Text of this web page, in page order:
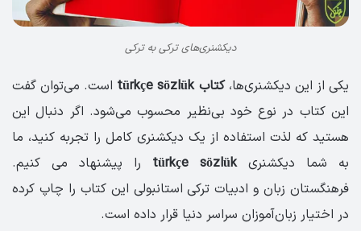
دیکشنری‌های ترکی به ترکی
یکی از این دیکشنری‌ها،کتاب türkçe sözlük
است. می‌توان گفت
این کتاب در نوع خود بی‌نظیر محسوب می‌شود. اگر دنبال این
هستید که لذت استفاده از یک دیکشنری کامل را تجربه کنید، ما
به شما دیکشنریtürkçe sözlük را پیشنهاد می کنیم.
فرهنگستان زبان و ادبیات ترکی استانبولی این کتاب را چاپ کرده
در اختیار زبان‌آموزان سراسر دنیا قرار داده‌ است.